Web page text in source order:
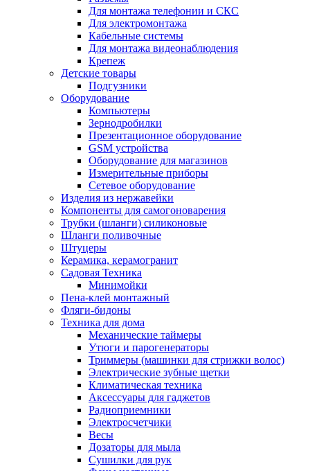
Для монтажа телефонии и СКС
Для электромонтажа
Кабельные системы
Для монтажа видеонаблюдения
Крепеж
Детские товары
Подгузники
Оборудование
Компьютеры
Зернодробилки
Презентационное оборудование
GSM устройства
Оборудование для магазинов
Измерительные приборы
Сетевое оборудование
Изделия из нержавейки
Компоненты для самогоноварения
Трубки (шланги) силиконовые
Шланги поливочные
Штуцеры
Керамика, керамогранит
Садовая Техника
Минимойки
Пена-клей монтажный
Фляги-бидоны
Техника для дома
Механические таймеры
Утюги и парогенераторы
Триммеры (машинки для стрижки волос)
Электрические зубные щетки
Климатическая техника
Аксессуары для гаджетов
Радиоприемники
Электросчетчики
Весы
Дозаторы для мыла
Сушилки для рук